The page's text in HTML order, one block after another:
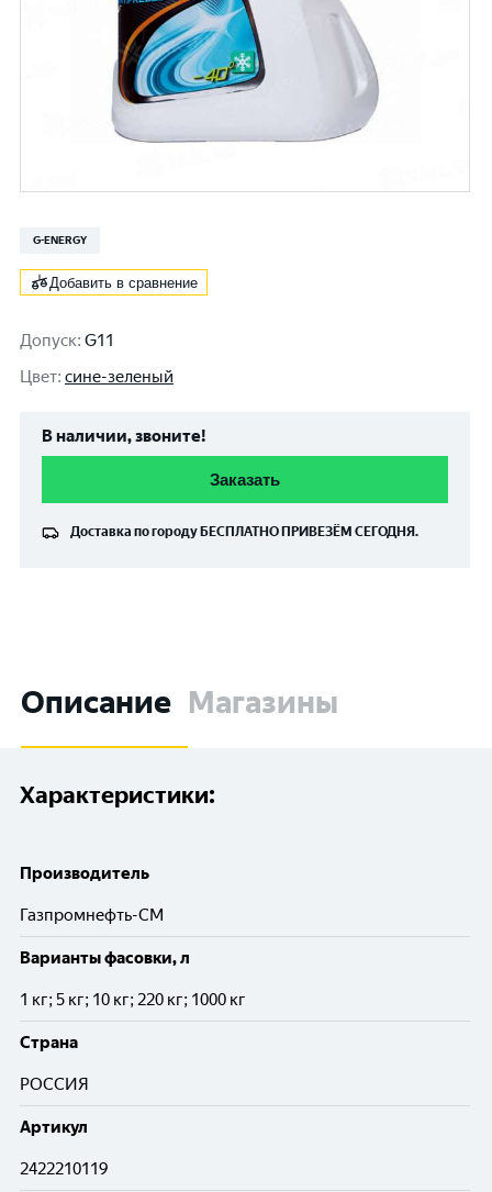
G-ENERGY
Добавить в сравнение
Допуск: G11
Цвет: сине-зеленый
В наличии, звоните!
Заказать
Доставка по городу БЕСПЛАТНО ПРИВЕЗЁМ СЕГОДНЯ.
Описание Магазины
Характеристики:
Производитель
Газпромнефть-СМ
Варианты фасовки, л
1 кг; 5 кг; 10 кг; 220 кг; 1000 кг
Cтрана
РОССИЯ
Артикул
2422210119